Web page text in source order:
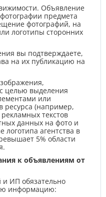
Объявление
предмета
фотографий, на
логотипы сторонних
вы подтверждаете,
на их публикацию на
целью выделения
или
ресурса (например,
текстов
данных на фото и
логотипа агентства в
5% области
к объявлениям от
ИП обязательно
информацию: